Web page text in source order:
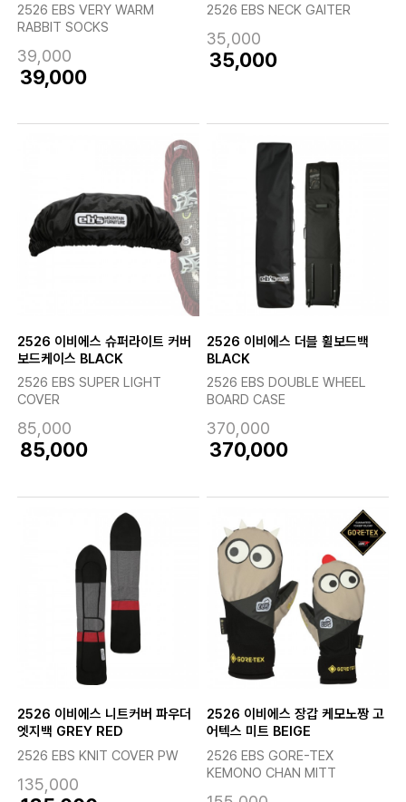
2526 EBS VERY WARM
RABBIT SOCKS
39,000
39,000
2526 EBS NECK GAITER
35,000
35,000
2526 이비에스 슈퍼라이트 커버
보드케이스 BLACK
2526 EBS SUPER LIGHT
COVER
85,000
85,000
2526 이비에스 더블 휠보드백
BLACK
2526 EBS DOUBLE WHEEL
BOARD CASE
370,000
370,000
2526 이비에스 니트커버 파우더
엣지백 GREY RED
2526 EBS KNIT COVER PW
135,000
2526 이비에스 장갑 케모노짱 고
어텍스 미트 BEIGE
2526 EBS GORE-TEX
KEMONO CHAN MITT